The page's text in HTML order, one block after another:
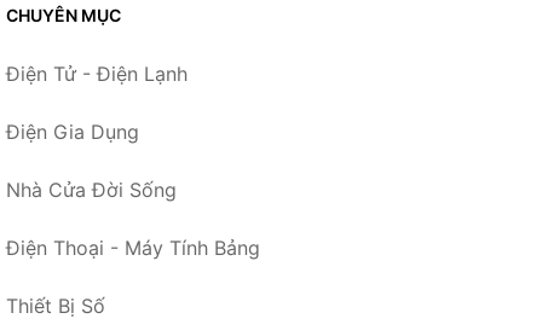
CHUYÊN MỤC
Điện Tử - Điện Lạnh
Điện Gia Dụng
Nhà Cửa Đời Sống
Điện Thoại - Máy Tính Bảng
Thiết Bị Số